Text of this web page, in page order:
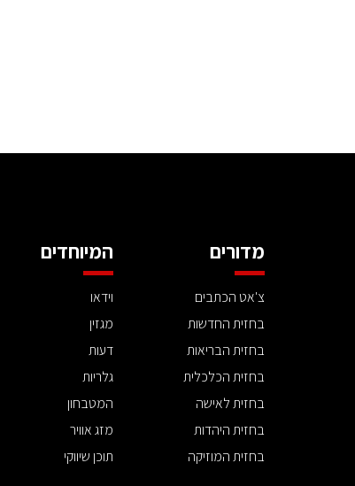
מדורים
צ'אט הכתבים
בחזית החדשות
בחזית הבריאות
בחזית הכלכלית
בחזית לאישה
בחזית היהדות
בחזית המוזיקה
המיוחדים
וידאו
מגזין
דעות
גלריות
המטבחון
מזג אוויר
תוכן שיווקי